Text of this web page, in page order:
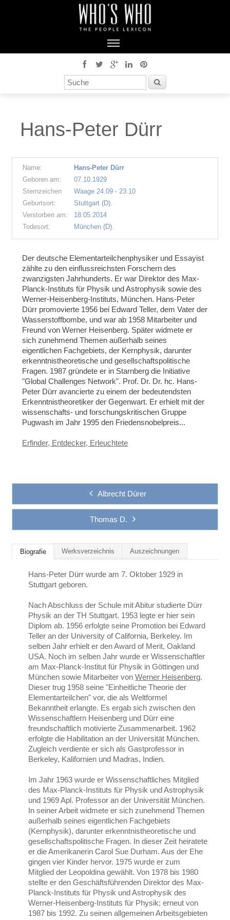
Hans-Peter Dürr
Name:
Hans-Peter Dürr
Geboren am:
07.10.1929
Sternzeichen
Waage 24.09 - 23.10
Geburtsort:
Stuttgart (D).
Verstorben am:
18.05.2014
Todesort:
München (D).
Der deutsche Elementarteilchenphysiker und Essayist
zählte zu den einflussreichsten Forschern des
zwanzigsten Jahrhunderts. Er war Direktor des Max-
Planck-Instituts für Physik und Astrophysik sowie des
Werner-Heisenberg-Instituts, München. Hans-Peter
Dürr promovierte 1956 bei Edward Teller, dem Vater der
Wasserstoffbombe, und war ab 1958 Mitarbeiter und
Freund von Werner Heisenberg. Später widmete er
sich zunehmend Themen außerhalb seines
eigentlichen Fachgebiets, der Kernphysik, darunter
erkenntnistheoretische und gesellschaftspolitische
Fragen. 1987 gründete er in Starnberg die Initiative
"Global Challenges Network". Prof. Dr. Dr. hc. Hans-
Peter Dürr avancierte zu einem der bedeutendsten
Erkenntnistheoretiker der Gegenwart. Er erhielt mit der
wissenschafts- und forschungskritischen Gruppe
Pugwash im Jahr 1995 den Friedensnobelpreis...
Erfinder, Entdecker, Erleuchtete
Albrecht Dürer
Thomas D.
Biografie Werksverzeichnis Auszeichnungen
Hans-Peter Dürr wurde am 7. Oktober 1929 in
Stuttgart geboren.
Nach Abschluss der Schule mit Abitur studierte Dürr
Physik an der TH Stuttgart. 1953 legte er hier sein
Diplom ab. 1956 erfolgte seine Promotion bei Edward
Teller an der University of California, Berkeley. Im
selben Jahr erhielt er den Award of Merit, Oakland
USA. Noch im selben Jahr wurde er Wissenschaftler
am Max-Planck-Institut für Physik in Göttingen und
München sowie Mitarbeiter vonWerner Heisenberg.
Dieser trug 1958 seine "Einheitliche Theorie der
Elementarteilchen" vor, die als Weltformel
Bekanntheit erlangte. Es ergab sich zwischen den
Wissenschaftlern Heisenberg und Dürr eine
freundschaftlich motivierte Zusammenarbeit. 1962
erfolgte die Habilitation an der Universität München.
Zugleich verdiente er sich als Gastprofessor in
Berkeley, Kalifornien und Madras, Indien.
Im Jahr 1963 wurde er Wissenschaftliches Mitglied
des Max-Planck-Instituts für Physik und Astrophysik
und 1969 Apl. Professor an der Universität München.
In seiner Arbeit widmete er sich zunehmend Themen
außerhalb seines eigentlichen Fachgebiets
(Kernphysik), darunter erkenntnistheoretische und
gesellschaftspolitische Fragen. In dieser Zeit heiratete
er die Amerikanerin Carol Sue Durham. Aus der Ehe
gingen vier Kinder hervor. 1975 wurde er zum
Mitglied der Leopoldina gewählt. Von 1978 bis 1980
stellte er den Geschäftsführenden Direktor des Max-
Planck-Instituts für Physik und Astrophysik des
Werner-Heisenberg-Instituts für Physik; erneut von
1987 bis 1992. Zu seinen allgemeinen Arbeitsgebieten